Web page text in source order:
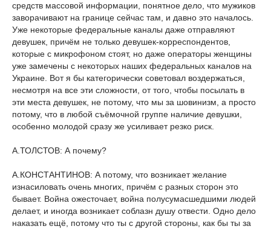
средств массовой информации, понятное дело, что мужиков
заворачивают на границе сейчас там, и давно это началось.
Уже некоторые федеральные каналы даже отправляют
девушек, причём не только девушек-корреспондентов,
которые с микрофоном стоят, но даже операторы женщины
уже замечены с некоторых наших федеральных каналов на
Украине. Вот я бы категорически советовал воздержаться,
несмотря на все эти сложности, от того, чтобы посылать в
эти места девушек, не потому, что мы за шовинизм, а просто
потому, что в любой съёмочной группе наличие девушки,
особенно молодой сразу же усиливает резко риск.
А.ТОЛСТОВ: А почему?
А.КОНСТАНТИНОВ: А потому, что возникает желание
изнасиловать очень многих, причём с разных сторон это
бывает. Война ожесточает, война полусумасшедшими людей
делает, и иногда возникает соблазн душу отвести. Одно дело
наказать ещё, потому что ты с другой стороны, как бы ты за